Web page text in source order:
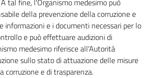
tal fine, l'Organismo medesimo può
della prevenzione della corruzione e
informazioni e i documenti necessari per lo
e può effettuare audizioni di
medesimo riferisce all'Autorità
sullo stato di attuazione delle misure
corruzione e di trasparenza.